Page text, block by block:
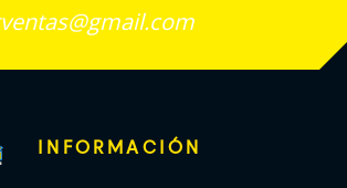
INFORMACIÓN